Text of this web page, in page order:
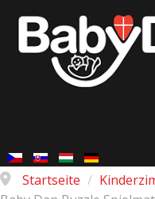
Startseite /